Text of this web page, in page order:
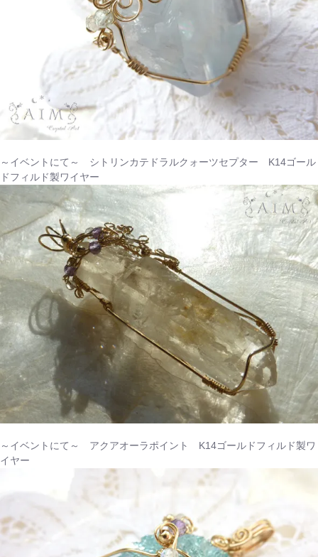
～イベントにて～ シトリンカテドラルクォーツセプター K14ゴール
ドフィルド製ワイヤー
～イベントにて～ アクアオーラポイント K14ゴールドフィルド製ワ
イヤー